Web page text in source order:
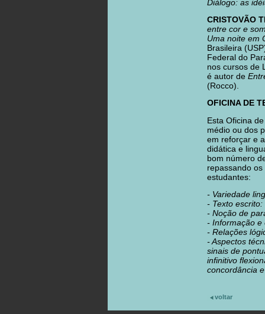
Diálogo: as
CRISTOVÃO
entre cor e
Uma noite em
Brasileira
Federal do
nos cursos de
é autor de
(Rocco).
OFICINA DE
Esta Oficina
médio ou dos
em reforçar e
didática e
bom número
repassando
estudantes:
- Variedade
- Texto
- Noção de
- Informação e
- Relações
- Aspectos
sinais de
infinitivo
concordância
voltar